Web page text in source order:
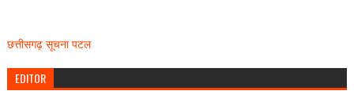
छत्तीसगढ़ सूचना पटल
EDITOR